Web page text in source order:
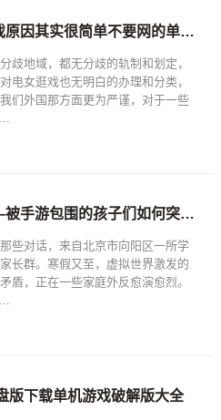
五部遭国内禁止的单机游戏原因其实很简单不要网的单机游戏大全
歧地域，都无分歧的轨制和划定，
电女逛戏也无明白的办理和分类，
们外国那方面更为严谨，对于一些
没接触书本先接触游戏——被手游包围的孩子们如何突围？没网也能玩的手机游戏
些对话，来自北京市向阳区一所学
长群。寒假又至，虚拟世界激发的
盾，正在一些家庭外反愈演愈烈。
版下载单机游戏破解版大全